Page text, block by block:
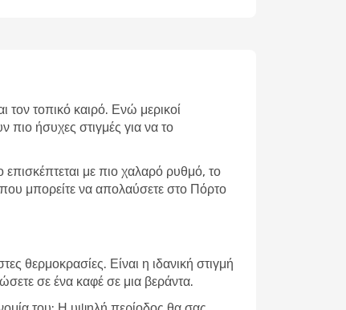
τον τοπικό καιρό. Ενώ μερικοί
πιο ήσυχες στιγμές για να το
με πιο χαλαρό ρυθμό, το
που μπορείτε να απολαύσετε στο Πόρτο
θερμοκρασίες. Είναι η ιδανική στιγμή
σε ένα καφέ σε μια βεράντα.